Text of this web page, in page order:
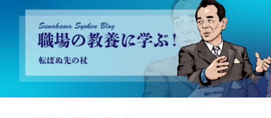
砂川昇建会長ブログ 職場の教養に学ぶ！～転ばぬ先の杖～